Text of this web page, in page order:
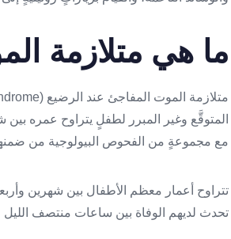
ما هي متلازمة
المتوقَّع وغير المبرر لطفلٍ يتراوح عمره
مع مجموعةٍ من الفحوص البيولوجية من ضمنها
تحدث لديهم الوفاة بين ساعات منتصف